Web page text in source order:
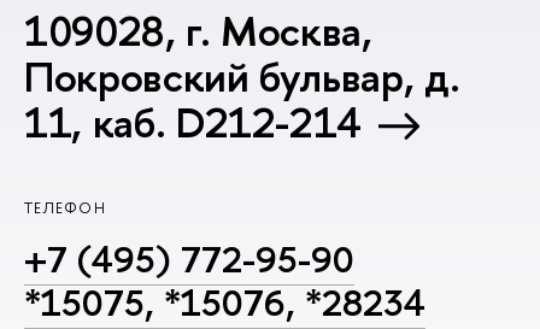
109028, г. Москва,
Покровский бульвар, д.
11, каб. D212-214
ТЕЛЕФОН
+7 (495) 772-95-90
*15075, *15076, *28234